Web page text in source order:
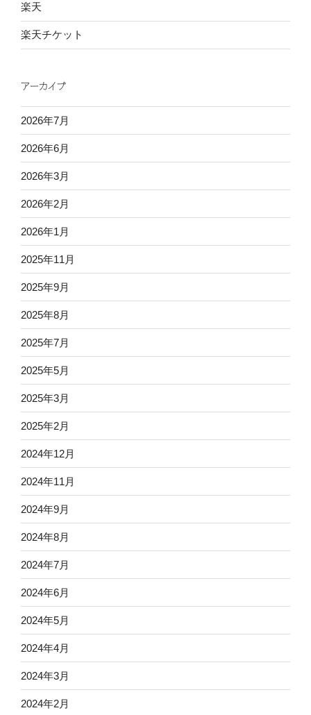
楽天
楽天チケット
アーカイブ
2026年7月
2026年6月
2026年3月
2026年2月
2026年1月
2025年11月
2025年9月
2025年8月
2025年7月
2025年5月
2025年3月
2025年2月
2024年12月
2024年11月
2024年9月
2024年8月
2024年7月
2024年6月
2024年5月
2024年4月
2024年3月
2024年2月